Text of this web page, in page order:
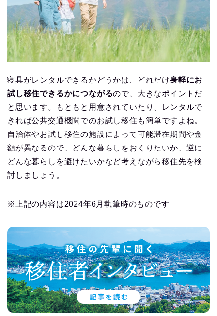
寝具がレンタルできるかどうかは、どれだけ身軽にお
試し移住できるかにつながるので、大きなポイントだ
と思います。もともと用意されていたり、レンタルで
きれば公共交通機関でのお試し移住も簡単ですよね。
自治体やお試し移住の施設によって可能滞在期間や金
額が異なるので、どんな暮らしをおくりたいか、逆に
どんな暮らしを避けたいかなど考えながら移住先を検
討しましょう。
※上記の内容は2024年6月執筆時のものです